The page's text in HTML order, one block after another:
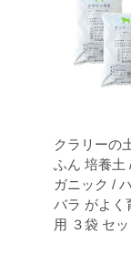
クラリーの
ふん 培養土
ガニック /
バラ がよく
用 ３袋 セッ